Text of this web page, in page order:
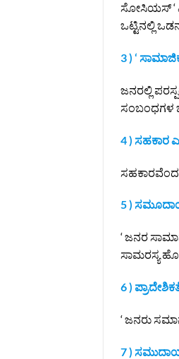
ಸೋಸಿಯಸ್ ‘
ಒಟ್ಟಿನಲ್ಲಿ
3 ) ‘
ಜನರಲ್ಲಿ
ಸಂಬಂಧಗಳ
4 ) ಸಹಕಾರ
5 )
‘ ಜನರ
ಸಾಮರಸ್ಯ
6 )
‘ ಜನರು
7 )